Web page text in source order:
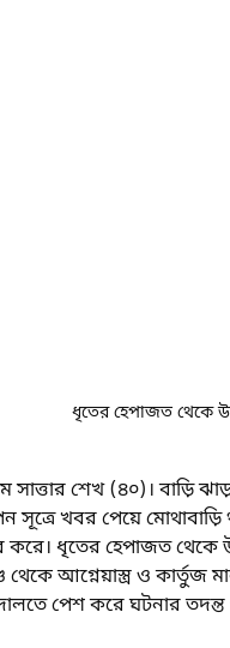
ধৃতের হেপাজত থেকে
সাত্তার শেখ (৪০)। বাড়ি
সূত্রে খবর পেয়ে
করে। ধৃতের হেপাজত থেকে
থেকে আগ্নেয়াস্ত্র ও
পেশ করে ঘটনার